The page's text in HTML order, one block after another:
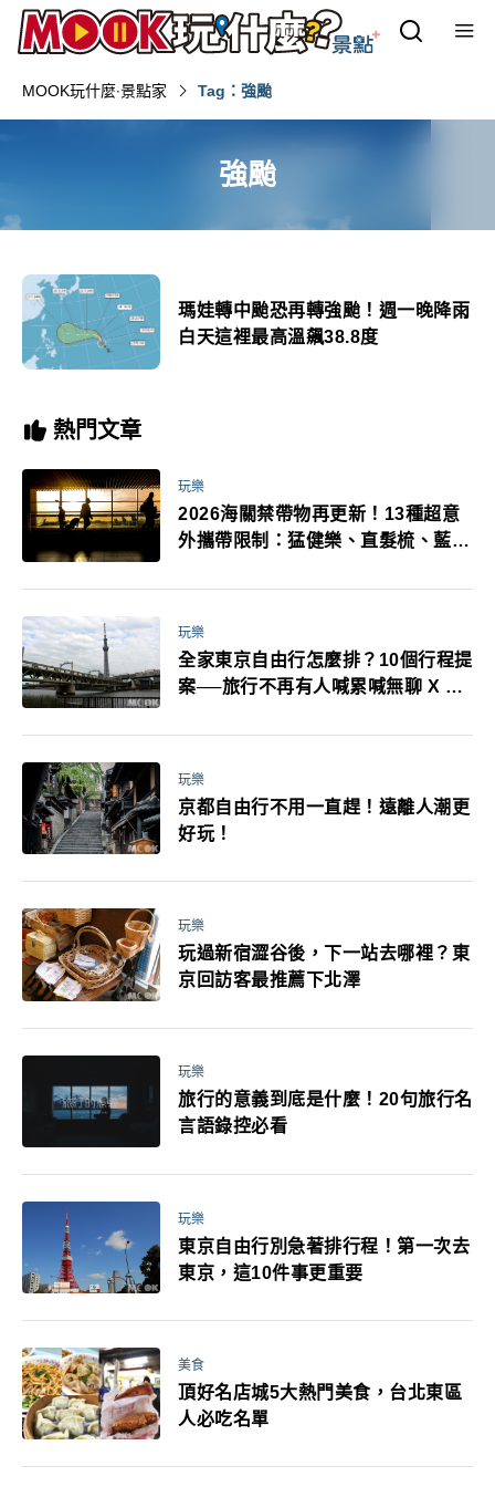
MOOK玩什麼‧景點家 Tag：強颱
強颱
瑪娃轉中颱恐再轉強颱！週一晚降雨
白天這裡最高溫飆38.8度
熱門文章
玩樂
2026海關禁帶物再更新！13種超意
外攜帶限制：猛健樂、直髮梳、藍牙
萬！注意事項一次看！
玩樂
全家東京自由行怎麼排？10個行程提
案──旅行不再有人喊累喊無聊 X 爸
玩樂
京都自由行不用一直趕！遠離人潮更
好玩！
玩樂
玩過新宿澀谷後，下一站去哪裡？東
京回訪客最推薦下北澤
玩樂
旅行的意義到底是什麼！20句旅行名
言語錄控必看
玩樂
東京自由行別急著排行程！第一次去
東京，這10件事更重要
美食
頂好名店城5大熱門美食，台北東區
人必吃名單